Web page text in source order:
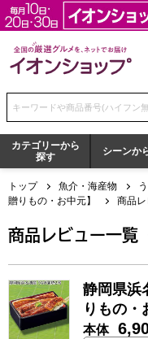
全国の厳選グルメを、
検索キーワードまたは商品番号
カテゴリーから
探す
シーンか
トップ 魚介・海産物
贈りもの・お中元】
商品
静岡県浜名湖産 うなぎ
商品レビュー一覧
静岡県浜
りもの・
本体